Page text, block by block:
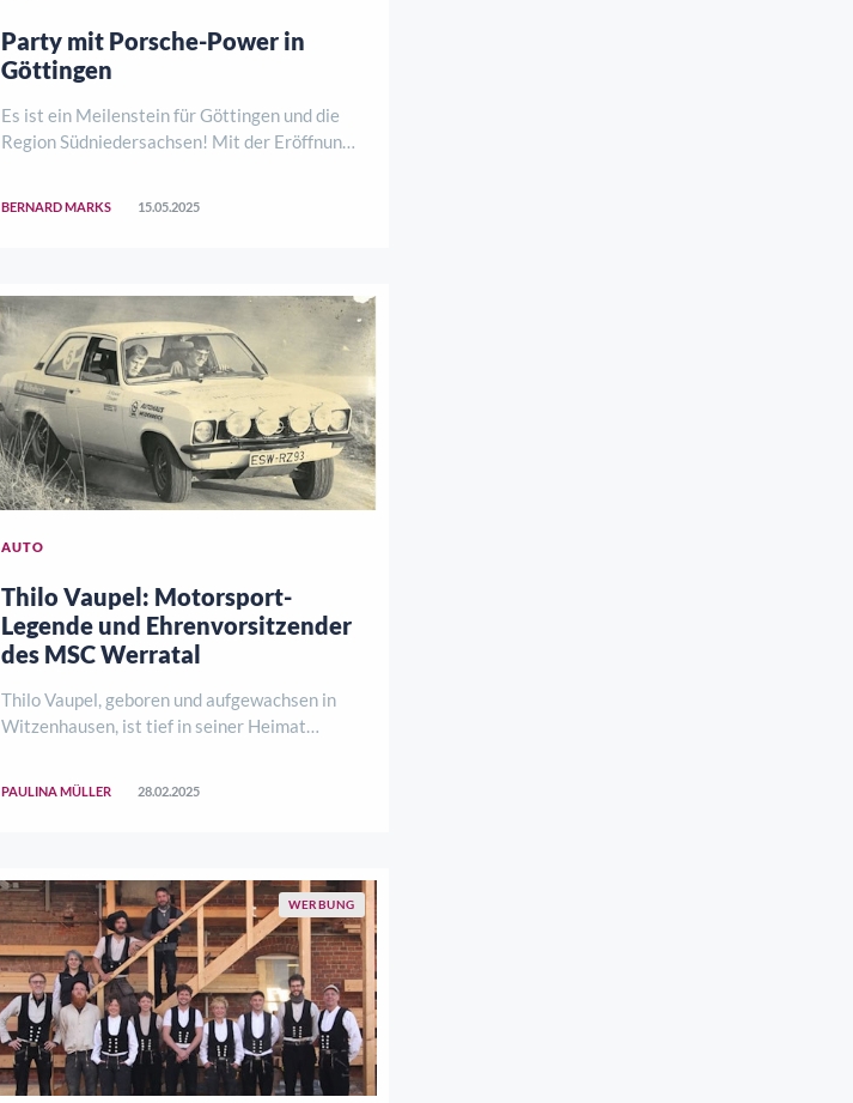
Party mit Porsche-Power in
Göttingen
Es ist ein Meilenstein für Göttingen und die
Region Südniedersachsen! Mit der Eröffnung
BERNARD MARKS 15.05.2025
AUTO
Thilo Vaupel: Motorsport-
Legende und Ehrenvorsitzender
des MSC Werratal
Thilo Vaupel, geboren und aufgewachsen in
Witzenhausen, ist tief in seiner Heimat
PAULINA MÜLLER 28.02.2025
WERBUNG